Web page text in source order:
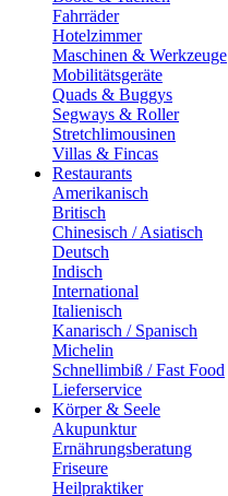
Fahrräder
Hotelzimmer
Maschinen & Werkzeuge
Mobilitätsgeräte
Quads & Buggys
Segways & Roller
Stretchlimousinen
Villas & Fincas
Restaurants
Amerikanisch
Britisch
Chinesisch / Asiatisch
Deutsch
Indisch
International
Italienisch
Kanarisch / Spanisch
Michelin
Schnellimbiß / Fast Food
Lieferservice
Körper & Seele
Akupunktur
Ernährungsberatung
Friseure
Heilpraktiker